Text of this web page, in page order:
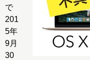
で
201
5年
9月
30